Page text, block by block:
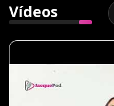
Vídeos